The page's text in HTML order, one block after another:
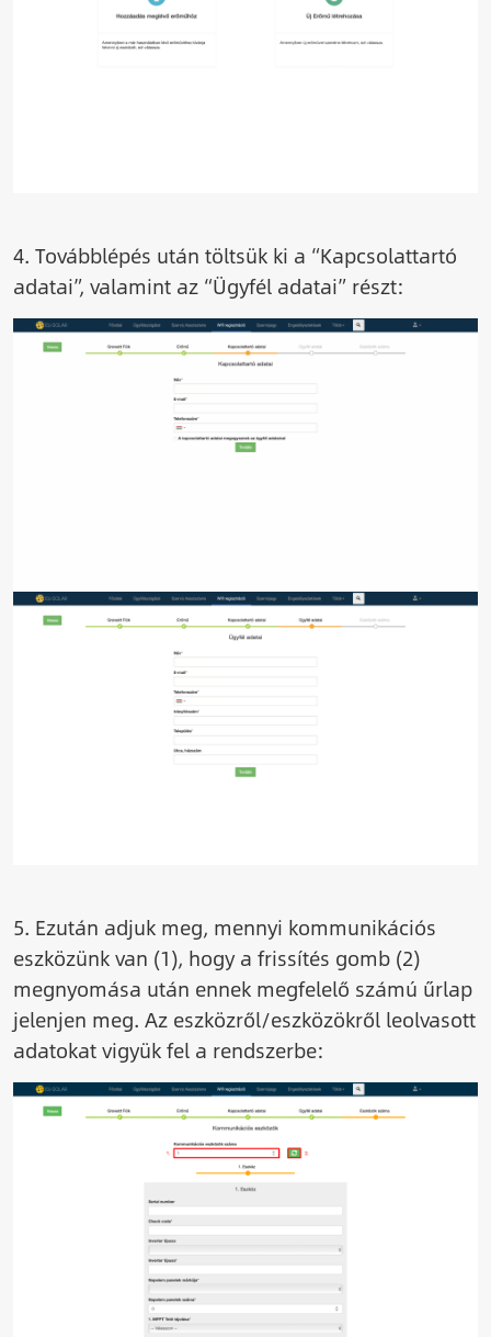
4. Továbblépés után töltsük ki a “Kapcsolattartó
adatai”, valamint az “Ügyfél adatai” részt:
Image
Image
5. Ezután adjuk meg, mennyi kommunikációs
eszközünk van (1), hogy a frissítés gomb (2)
megnyomása után ennek megfelelő számú űrlap
jelenjen meg. Az eszközről/eszközökről leolvasott
adatokat vigyük fel a rendszerbe:
Image